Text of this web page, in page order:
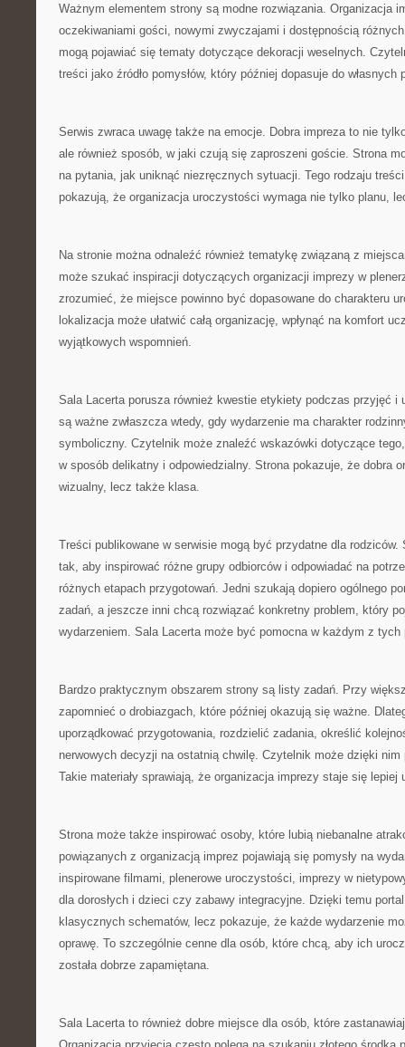
Ważnym elementem strony są modne rozwiązania. Organizacja
oczekiwaniami gości, nowymi zwyczajami i dostępnością
mogą pojawiać się tematy dotyczące dekoracji weselnych.
treści jako źródło pomysłów, który później dopasuje do
Serwis zwraca uwagę także na emocje. Dobra impreza to nie
ale również sposób, w jaki czują się zaproszeni goście. Strona
na pytania, jak uniknąć niezręcznych sytuacji. Tego rodzaju
pokazują, że organizacja uroczystości wymaga nie tylko planu,
Na stronie można odnaleźć również tematykę związaną z
może szukać inspiracji dotyczących organizacji imprezy w
zrozumieć, że miejsce powinno być dopasowane do charakteru
lokalizacja może ułatwić całą organizację, wpłynąć na komfort
wyjątkowych wspomnień.
Sala Lacerta porusza również kwestie etykiety podczas przyjęć i
są ważne zwłaszcza wtedy, gdy wydarzenie ma charakter
symboliczny. Czytelnik może znaleźć wskazówki dotyczące
w sposób delikatny i odpowiedzialny. Strona pokazuje, że dobra
wizualny, lecz także klasa.
Treści publikowane w serwisie mogą być przydatne dla rodziców.
tak, aby inspirować różne grupy odbiorców i odpowiadać na
różnych etapach przygotowań. Jedni szukają dopiero ogólnego
zadań, a jeszcze inni chcą rozwiązać konkretny problem, który
wydarzeniem. Sala Lacerta może być pomocna w każdym z tych
Bardzo praktycznym obszarem strony są listy zadań. Przy
zapomnieć o drobiazgach, które później okazują się ważne.
uporządkować przygotowania, rozdzielić zadania, określić
nerwowych decyzji na ostatnią chwilę. Czytelnik może dzięki
Takie materiały sprawiają, że organizacja imprezy staje się lepiej
Strona może także inspirować osoby, które lubią niebanalne
powiązanych z organizacją imprez pojawiają się pomysły na
inspirowane filmami, plenerowe uroczystości, imprezy w
dla dorosłych i dzieci czy zabawy integracyjne. Dzięki temu
klasycznych schematów, lecz pokazuje, że każde wydarzenie
oprawę. To szczególnie cenne dla osób, które chcą, aby ich
została dobrze zapamiętana.
Sala Lacerta to również dobre miejsce dla osób, które